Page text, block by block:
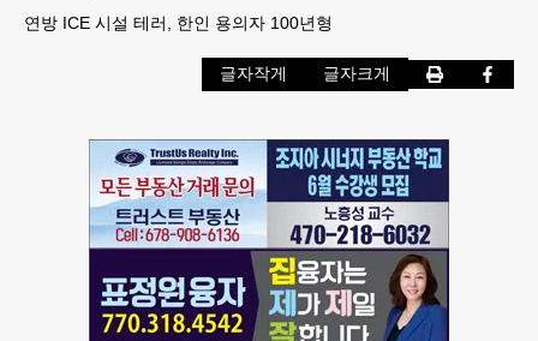
연방 ICE 시설 테러, 한인 용의자 100년형
글자작게 글자크게